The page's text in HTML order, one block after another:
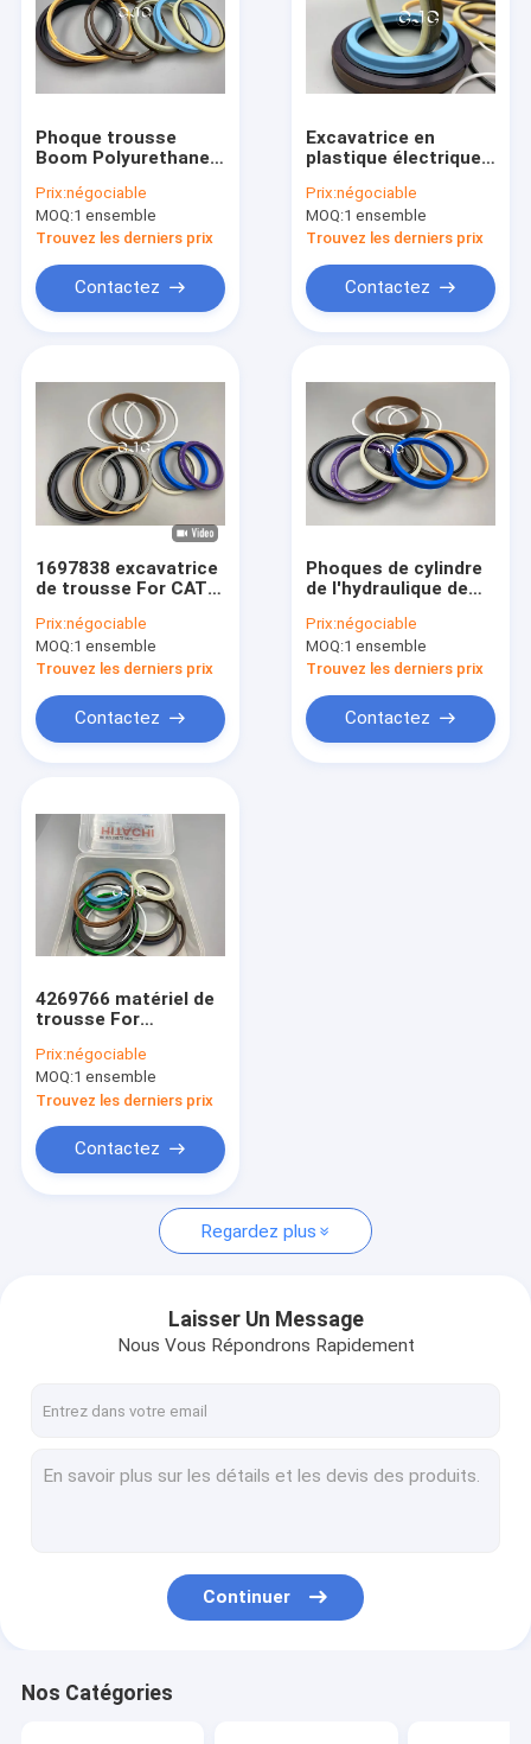
trousse de joint de cylindre hydraulique
trousse hydraulique de joint de moteur
trousse de joint de soupape de commande
trousse commun de joint de centre
Poussoir de valve
Excavatrice Seal trousse
trousse de joint de régleur de voie
Joint squelettique
Joint de flottement
Quille en acier léger
Phoque trousse
Boom Polyurethane
hydraulique de
l'excavatrice SK200-
7
Prix:négociable
MOQ:1 ensemble
Trouvez les derniers prix
Contactez
Excavatrice en
plastique électrique
Boom For SK200 7
avec la résistance
d'huile
Prix:négociable
MOQ:1 ensemble
Trouvez les derniers prix
Contactez
1697838 excavatrice
de trousse For CAT-
cylindre hydraulique
de WR 80 degrés
Prix:négociable
MOQ:1 ensemble
Trouvez les derniers prix
Contactez
Phoques de cylindre
de l'hydraulique de
trousse For CAT-
E313D de seau du
polyuréthane
Prix:négociable
MOQ:1 ensemble
Trouvez les derniers prix
Contactez
4269766 matériel de
trousse For
PTFE de joint de
cylindre hydraulique
Prix:négociable
MOQ:1 ensemble
Trouvez les derniers prix
Contactez
Regardez plus
Laisser Un Message
Nous Vous Répondrons Rapidement
Continuer
Nos Catégories